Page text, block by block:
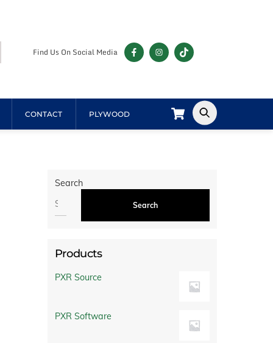
Cart
CONTACT PLYWOOD
Find Us On Social Media
Search
Search
Products
PXR Source
PXR Software